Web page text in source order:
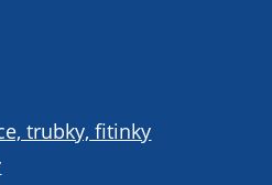
trubky, fitinky